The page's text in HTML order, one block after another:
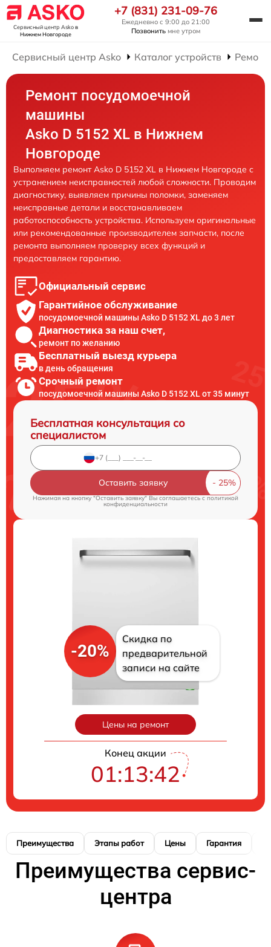
Сервисный центр Askoв
Нижнем Новгороде
+7 (831) 231-09-76
Ежедневно с 9:00 до 21:00
Позвонить мне утром
Сервисный центр Asko Каталог устройств
Ремонт посудомоечной
машины
Asko D 5152 XL в Нижнем
Новгороде
Выполняем ремонт Asko D 5152 XL в Нижнем Новгороде с
устранением неисправностей любой сложности. Проводим
диагностику, выявляем причины поломки, заменяем
неисправные детали и восстанавливаем
работоспособность устройства. Используем оригинальные
или рекомендованные производителем запчасти, после
ремонта выполняем проверку всех функций и
предоставляем гарантию.
Официальный сервис
Гарантийное обслуживание
посудомоечной машины Asko D 5152 XL до 3 лет
Диагностика за наш счет,
ремонт по желанию
Бесплатный выезд курьера
в день обращения
Срочный ремонт
посудомоечной машины Asko D 5152 XL от 35 минут
Бесплатная консультация со
специалистом
Оставить заявку
Нажимая на кнопку "Оставить заявку" Вы соглашаетесь cполитикой
конфиденциальности
-20%
Скидка по
предварительной
записи на сайте
Цены на ремонт
Конец акции
01:13:40
Преимущества Этапы работ Цены Гарантия
Преимущества сервис-
центра